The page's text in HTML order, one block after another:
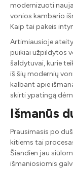
modernizuoti
vonios kambario
Kaip tai pakeis
Artimiausioje
puikiai užpildytos
šaldytuvai, kurie
iš šių modernių
kalbant apie
skirti ypatingą
Išmanūs
Prausimasis po
kitiems tai
Šiandien jau
išmaniosiomis